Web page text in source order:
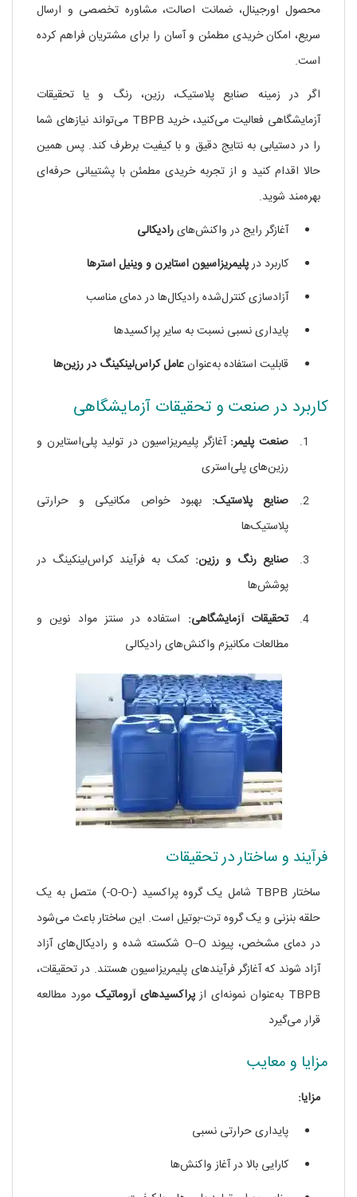
محصول اورجینال، ضمانت اصالت، مشاوره تخصصی و ارسال
سریع، امکان خریدی مطمئن و آسان را برای مشتریان فراهم کرده
است.
اگر در زمینه صنایع پلاستیک، رزین، رنگ و یا تحقیقات
آزمایشگاهی فعالیت می‌کنید، خرید TBPB می‌تواند نیازهای شما
را در دستیابی به نتایج دقیق و با کیفیت برطرف کند. پس همین
حالا اقدام کنید و از تجربه خریدی مطمئن با پشتیبانی حرفه‌ای
بهره‌مند شوید.
آغازگر رایج در واکنش‌هایرادیکالی
کاربرد درپلیمریزاسیون استایرن و وینیل استرها
آزادسازی کنترل‌شده رادیکال‌ها در دمای مناسب
پایداری نسبی نسبت به سایر پراکسیدها
قابلیت استفاده به‌عنوانعامل کراس‌لینکینگ در رزین‌ها
کاربرد در صنعت و تحقیقات آزمایشگاهی
صنعت پلیمر: آغازگر پلیمریزاسیون در تولید پلی‌استایرن و
رزین‌های پلی‌استری
صنایع پلاستیک: بهبود خواص مکانیکی و حرارتی
پلاستیک‌ها
صنایع رنگ و رزین: کمک به فرآیند کراس‌لینکینگ در
پوشش‌ها
تحقیقات آزمایشگاهی: استفاده در سنتز مواد نوین و
مطالعات مکانیزم واکنش‌های رادیکالی
فرآیند و ساختار در تحقیقات
ساختار TBPB شامل یک گروه پراکسید (-O-O-) متصل به یک
حلقه بنزنی و یک گروه ترت-بوتیل است. این ساختار باعث می‌شود
در دمای مشخص، پیوند O–O شکسته شده و رادیکال‌های آزاد
آزاد شوند که آغازگر فرآیندهای پلیمریزاسیون هستند. در تحقیقات،
TBPB به‌عنوان نمونه‌ای از
پراکسیدهای آروماتیک مورد مطالعه
قرار می‌گیرد
مزایا و معایب
مزایا:
پایداری حرارتی نسبی
کارایی بالا در آغاز واکنش‌ها